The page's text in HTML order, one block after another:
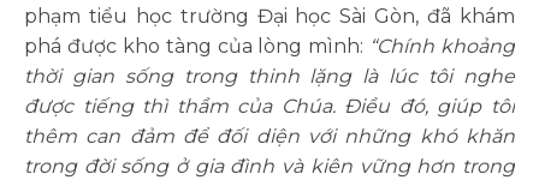
phạm tiểu học trường Đại học Sài Gòn, đã khám
phá được kho tàng của lòng mình: “Chính khoảng
thời gian sống trong thinh lặng là lúc tôi nghe
được tiếng thì thầm của Chúa. Điều đó, giúp tôi
thêm can đảm để đối diện với những khó khăn
trong đời sống ở gia đình và kiên vững hơn trong